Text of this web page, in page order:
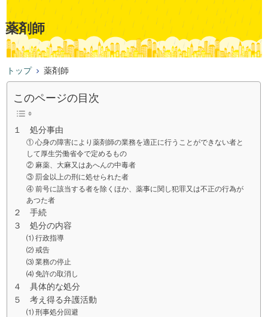
薬剤師
トップ 薬剤師
このページの目次
１ 処分事由
① 心身の障害により薬剤師の業務を適正に行うことができない者と
して厚生労働省令で定めるもの
② 麻薬、大麻又はあへんの中毒者
③ 罰金以上の刑に処せられた者
④ 前号に該当する者を除くほか、薬事に関し犯罪又は不正の行為が
あつた者
２ 手続
３ 処分の内容
⑴ 行政指導
⑵ 戒告
⑶ 業務の停止
⑷ 免許の取消し
４ 具体的な処分
５ 考え得る弁護活動
⑴ 刑事処分回避